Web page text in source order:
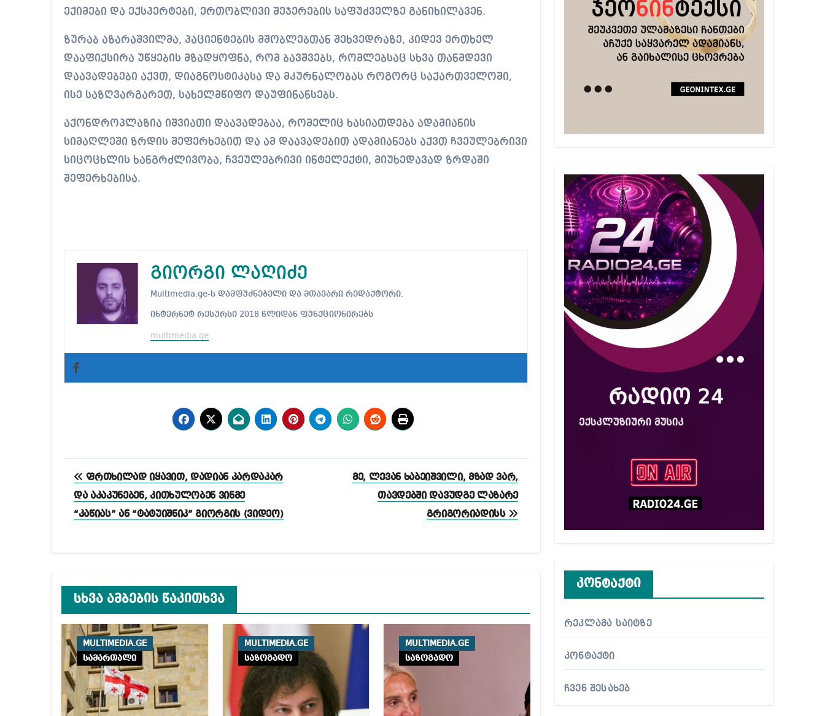
ექიმები და ექსპერტები, ერთობლივი შეჯერების საფუძველზე განიხილავენ.
ზურაბ აზარაშვილმა, პაციენტების მშობლებთან შეხვედრაზე, კიდევ ერთხელ
დააფიქსირა უწყების მზადყოფნა, რომ ბავშვებს, რომლებსაც სხვა თანმდევი
დაავადებები აქვთ, დიაგნოსტიკასა და მკურნალობას როგორც საქართველოში,
ისე საზღვარგარეთ, სახელმწიფო დაუფინანსებს.
აქონდროპლაზია იშვიათი დაავადებაა, რომელიც ხასიათდება ადამიანის
სიმაღლეში ზრდის შეფერხებით და ამ დაავადებით ადამიანებს აქვთ ჩვეულებრივი
სიცოცხლის ხანგრძლივობა, ჩვეულებრივი ინტელექტი, მიუხედავად ზრდაში
შეფერხებისა.
გიორგი ლაღიძე
Multimedia.ge-ს დამფუძნებელი და მთავარი რედაქტორი.
ინტერნეტ რესურსი 2018 წლიდან ფუნქციონირებს
multimedia.ge
პოსტის
ნავიგაცია
ფრთხილად იყავით, დადიან კარდაკარ
და აკაკუნებენ, კითხულობენ ვინმე
“კაწიას” ან “ტატუიშნიკ” გიორგის (ვიდეო)
მე, ლევან ხაბეიშვილი, მზად ვარ,
თავდებში დავუდგე ლაზარე
გრიგორიადისს
სხვა ამბების წაკითხვა
MULTIMEDIA.GE
სამართალი
MULTIMEDIA.GE
საზოგადო
MULTIMEDIA.GE
საზოგადო
კონტაქტი
რეკლამა საიტზე
კონტაქტი
ჩვენ შესახებ